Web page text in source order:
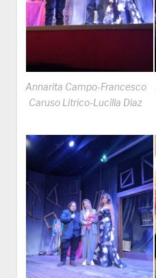
Annarita Campo-Francesco
Caruso Litrico-Lucilla Diaz